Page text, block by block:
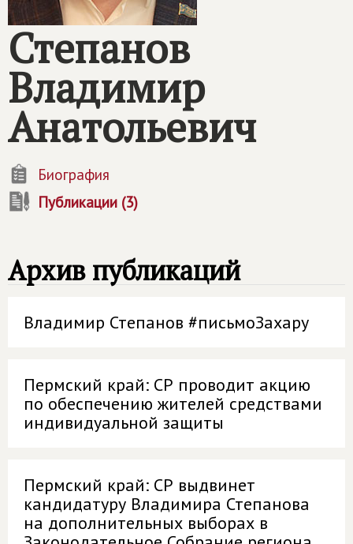
Степанов
Владимир
Анатольевич
Биография
Публикации (3)
Архив публикаций
Владимир Степанов #письмоЗахару
Пермский край: СР проводит акцию
по обеспечению жителей средствами
индивидуальной защиты
Пермский край: СР выдвинет
кандидатуру Владимира Степанова
на дополнительных выборах в